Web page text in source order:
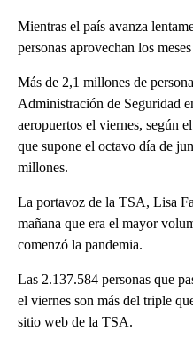
Mientras el país avanza
personas aprovechan los
Más de 2,1 millones de
Administración de Seguridad
aeropuertos el viernes, según
que supone el octavo día de
millones.
La portavoz de la TSA, Lisa
mañana que era el mayor
comenzó la pandemia.
Las 2.137.584 personas que
el viernes son más del triple
sitio web de la TSA.